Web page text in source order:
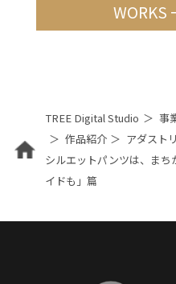
WORKS
TREE Digital Studio 事
作品紹介
アダスト
シルエットパンツは、まち
イドも」篇